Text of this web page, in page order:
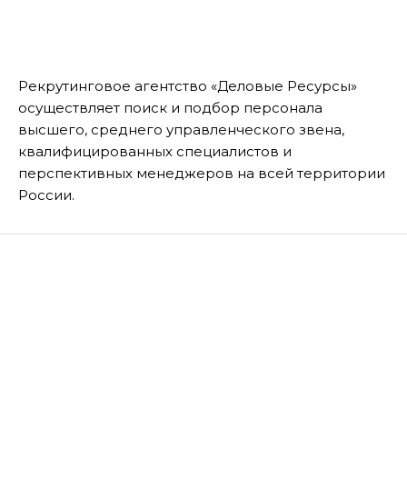
Рекрутинговое агентство «Деловые Ресурсы»
осуществляет поиск и подбор персонала
высшего, среднего управленческого звена,
квалифицированных специалистов и
перспективных менеджеров на всей территории
России.